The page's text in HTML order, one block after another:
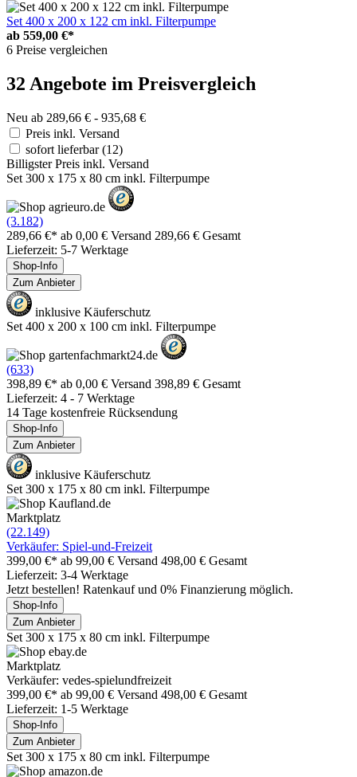
Set 400 x 200 x 122 cm inkl. Filterpumpe
ab 559,00 €*
6 Preise vergleichen
32 Angebote im Preisvergleich
Neu ab 289,66 € - 935,68 €
Preis inkl. Versand
sofort lieferbar(12)
Billigster Preis inkl. Versand
Set 300 x 175 x 80 cm inkl. Filterpumpe
(3.182)
289,66 €* ab 0,00 € Versand 289,66 € Gesamt
Lieferzeit: 5-7 Werktage
Shop-Info
Zum Anbieter
inklusive Käuferschutz
Set 400 x 200 x 100 cm inkl. Filterpumpe
(633)
398,89 €* ab 0,00 € Versand 398,89 € Gesamt
Lieferzeit: 4 - 7 Werktage
14 Tage kostenfreie Rücksendung
Shop-Info
Zum Anbieter
inklusive Käuferschutz
Set 300 x 175 x 80 cm inkl. Filterpumpe
Marktplatz
(22.149)
Verkäufer: Spiel-und-Freizeit
399,00 €* ab 99,00 € Versand 498,00 € Gesamt
Lieferzeit: 3-4 Werktage
Jetzt bestellen! Ratenkauf und 0% Finanzierung möglich.
Shop-Info
Zum Anbieter
Set 300 x 175 x 80 cm inkl. Filterpumpe
Marktplatz
Verkäufer: vedes-spielundfreizeit
399,00 €* ab 99,00 € Versand 498,00 € Gesamt
Lieferzeit: 1-5 Werktage
Shop-Info
Zum Anbieter
Set 300 x 175 x 80 cm inkl. Filterpumpe